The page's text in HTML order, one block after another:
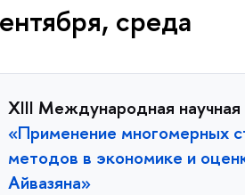
среда
XIII Международная
«Применение многомерных
методов в экономике и
Айвазяна»